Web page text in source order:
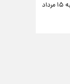
فال قهوه روزانه پنجشنبه ۱۵ مرداد